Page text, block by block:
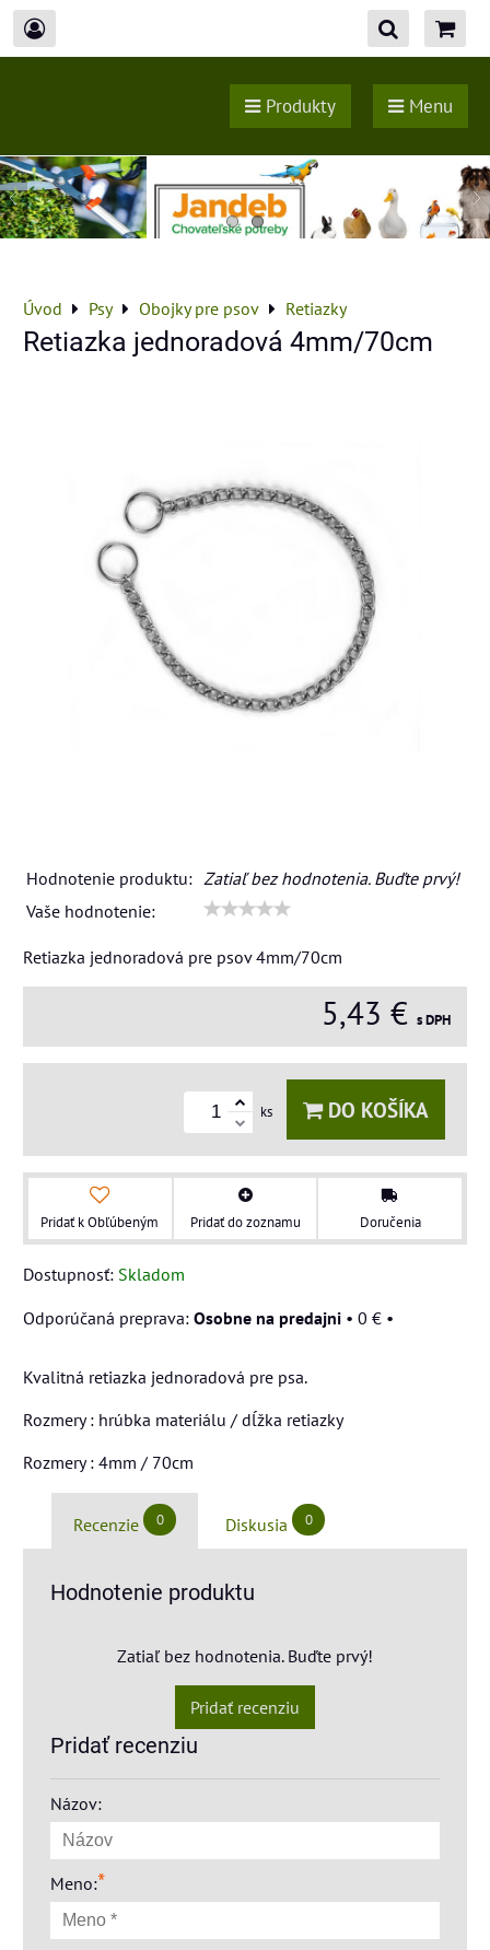
Produkty Menu
Úvod Psy Obojky pre psov Retiazky
Retiazka jednoradová 4mm/70cm
Hodnotenie produktu: Zatiaľ bez hodnotenia. Buďte prvý!
Vaše hodnotenie:
Retiazka jednoradová pre psov 4mm/70cm
5,43 € s DPH
ks DO KOŠÍKA
Pridať k Obľúbeným Pridať do zoznamu Doručenia
Dostupnosť: Skladom
Osobne na predajni • 0 € •
Kvalitná retiazka jednoradová pre psa.
Rozmery : hrúbka materiálu / dĺžka retiazky
Rozmery : 4mm / 70cm
Recenzie 0 Diskusia 0
Hodnotenie produktu
Zatiaľ bez hodnotenia. Buďte prvý!
Pridať recenziu
Pridať recenziu
Názov:
Meno:*